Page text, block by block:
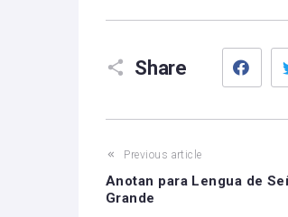
Share
Previous article
Anotan para Lengua de
Grande